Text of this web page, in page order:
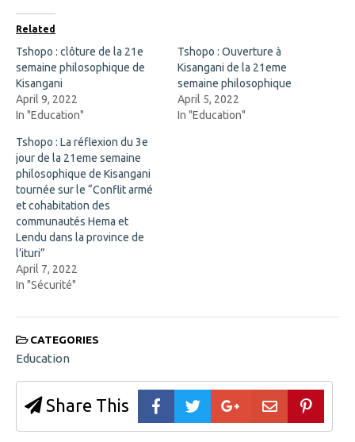
b
o
o
k
(
O
p
e
n
s
i
n
e
w
w
i
n
d
o
w
)
i
n
n
o
w
)
Related
Tshopo : clôture de la 21e
semaine philosophique de
Kisangani
April 9, 2022
In "Education"
Tshopo : Ouverture à
Kisangani de la 21eme
semaine philosophique
April 5, 2022
In "Education"
Tshopo : La réflexion du 3e
jour de la 21eme semaine
philosophique de Kisangani
tournée sur le “Conflit armé
et cohabitation des
communautés Hema et
Lendu dans la province de
l’ituri”
April 7, 2022
In "Sécurité"
CATEGORIES
Education
Share This